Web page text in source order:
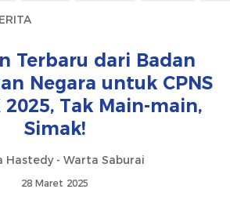
Terbaru dari Badan
Negara untuk CPNS
2025, Tak Main-main,
Simak!
Hastedy - Warta Saburai
28 Maret 2025